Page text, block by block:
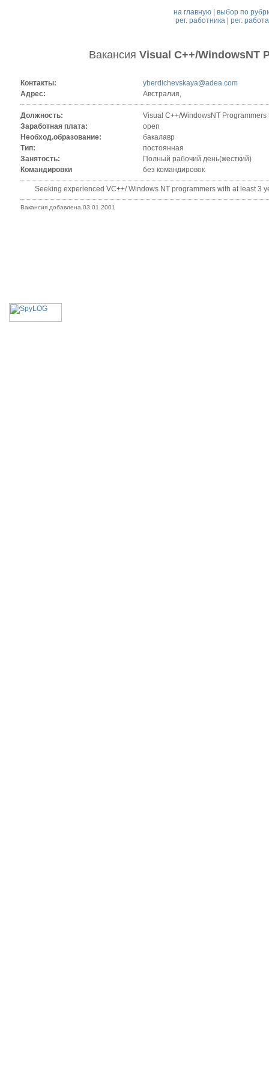
на главную |выбор по
рег. работника| рег.
ВакансияVisual C++/WindowsNT
Контакты:
yberdichevskaya@adea.com
Адрес:
Австралия,
Должность:
Visual C++/WindowsNT
Заработная плата:
open
Необход.образование:
бакалавр
Тип:
постоянная
Занятость:
Полный рабочий день(жесткий)
Командировки
без командировок
Seeking experienced VC++/ Windows NT programmers with at least 3
Вакансия добавлена 03.01.2001